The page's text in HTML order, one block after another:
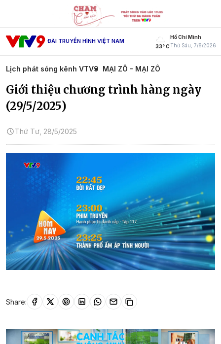
ĐÀI TRUYỀN HÌNH VIỆT NAM
33° C
Hồ Chí Minh
Thứ Sáu, 7/8/2026
Lịch phát sóng kênh VTV9 MẠI ZÔ - MẠI ZÔ
Giới thiệu chương trình hàng ngày
(29/5/2025)
Thứ Tư, 28/5/2025
Share: